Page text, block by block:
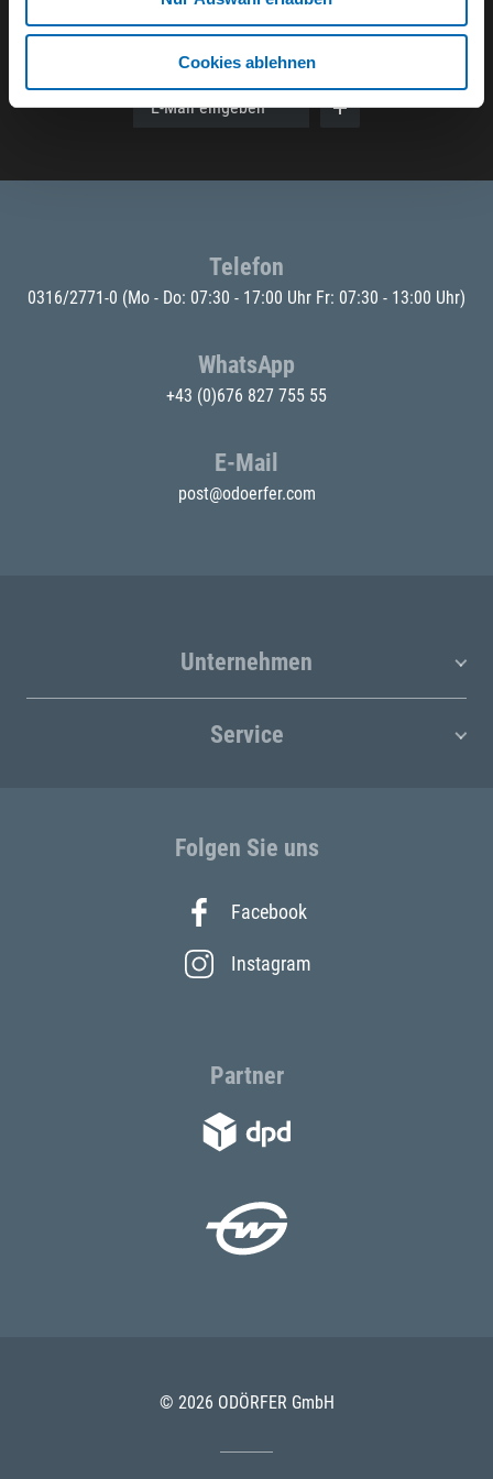
Cookies ablehnen
E-Mail eingeben
Telefon
0316/2771-0 (Mo - Do: 07:30 - 17:00 Uhr Fr: 07:30 - 13:00 Uhr)
WhatsApp
+43 (0)676 827 755 55
E-Mail
post@odoerfer.com
Unternehmen
Service
Folgen Sie uns
Facebook
Instagram
Partner
© 2026 ODÖRFER GmbH